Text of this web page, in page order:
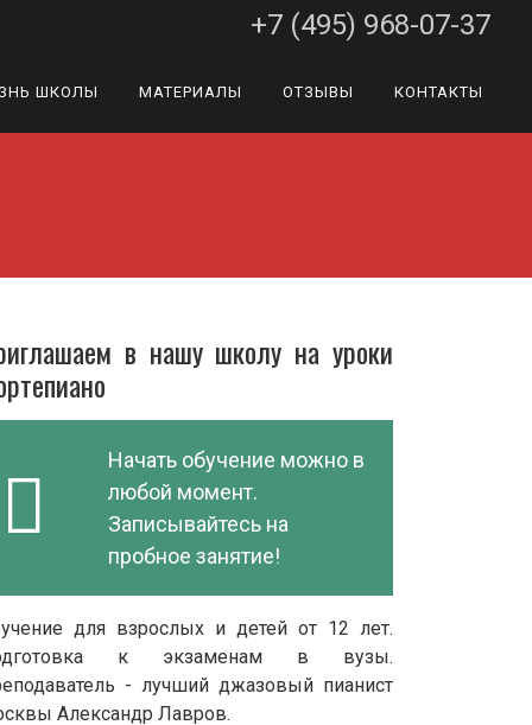
ШКОЛЫ МАТЕРИАЛЫ ОТЗЫВЫ КОНТАКТЫ
+7 (495) 968-07-37
в нашу школу на уроки
Начать обучение можно в
любой момент.
Записывайтесь на
пробное занятие!
для взрослых и детей от 12 лет.
к экзаменам в вузы.
- лучший джазовый пианист
Александр Лавров.